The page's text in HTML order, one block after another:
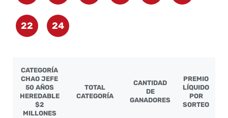
22 24
CATEGORÍA
CHAO JEFE
50 AÑOS
HEREDABLE
$2
MILLONES
TOTAL
CATEGORÍA
CANTIDAD
DE
GANADORES
PREMIO
LÍQUIDO
POR
SORTEO